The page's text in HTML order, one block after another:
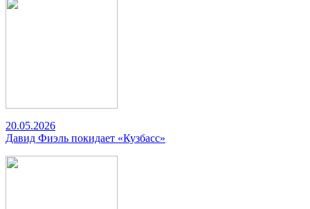
20.05.2026
Давид Фиэль покидает «Кузбасс»